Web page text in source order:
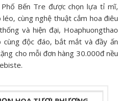
Bến Tre được chọn lựa tỉ mĩ,
cùng nghệ thuật cắm hoa điêu
và hiện đại, Hoaphuongthao
độc đáo, bắt mắt và đầy ấn
cho mỗi đơn hàng 30.000đ nều